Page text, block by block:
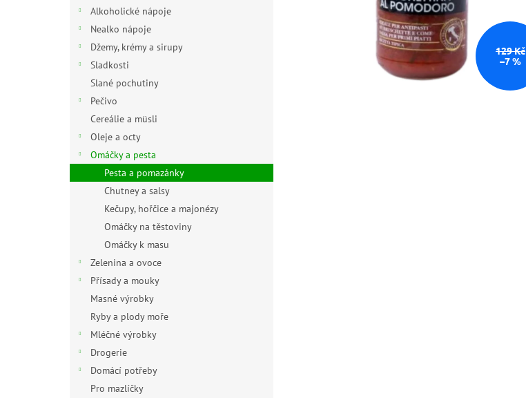
Alkoholické nápoje
Nealko nápoje
Džemy, krémy a sirupy
Sladkosti
Slané pochutiny
Pečivo
Cereálie a müsli
Oleje a octy
Omáčky a pesta
Pesta a pomazánky
Chutney a salsy
Kečupy, hořčice a majonézy
Omáčky na těstoviny
Omáčky k masu
Zelenina a ovoce
Přísady a mouky
Masné výrobky
Ryby a plody moře
Mléčné výrobky
Drogerie
Domácí potřeby
Pro mazlíčky
129 Kč
–7 %